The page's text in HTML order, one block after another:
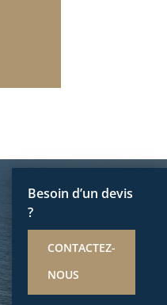
Besoin d’un devis
?
CONTACTEZ-
NOUS